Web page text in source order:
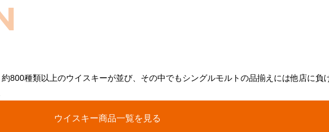
800種類以上のウイスキーが並び、その中でもシングルモルトの品揃えには他店に負
ウイスキー商品一覧を見る